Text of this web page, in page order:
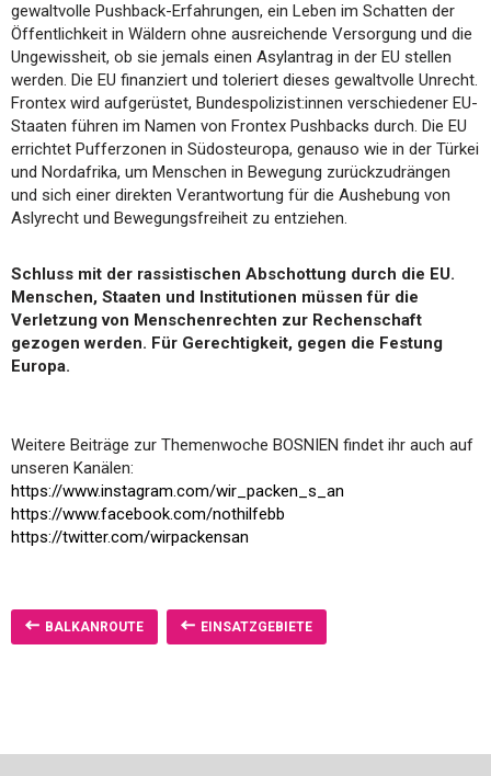
gewaltvolle Pushback-Erfahrungen, ein Leben im Schatten der
Öffentlichkeit in Wäldern ohne ausreichende Versorgung und die
Ungewissheit, ob sie jemals einen Asylantrag in der EU stellen
werden. Die EU finanziert und toleriert dieses gewaltvolle Unrecht.
Frontex wird aufgerüstet, Bundespolizist:innen verschiedener EU-
Staaten führen im Namen von Frontex Pushbacks durch. Die EU
errichtet Pufferzonen in Südosteuropa, genauso wie in der Türkei
und Nordafrika, um Menschen in Bewegung zurückzudrängen
und sich einer direkten Verantwortung für die Aushebung von
Aslyrecht und Bewegungsfreiheit zu entziehen.
Schluss mit der rassistischen Abschottung durch die EU.
Menschen, Staaten und Institutionen müssen für die
Verletzung von Menschenrechten zur Rechenschaft
gezogen werden. Für Gerechtigkeit, gegen die Festung
Europa.
Weitere Beiträge zur Themenwoche BOSNIEN findet ihr auch auf
unseren Kanälen:
https://www.instagram.com/wir_packen_s_an
https://www.facebook.com/nothilfebb
https://twitter.com/wirpackensan
BALKANROUTE EINSATZGEBIETE